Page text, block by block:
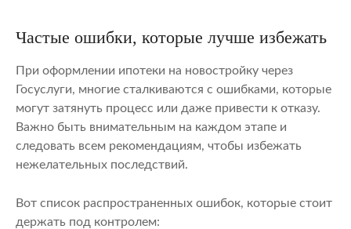
Частые ошибки, которые лучше избежать
При оформлении ипотеки на новостройку через
Госуслуги, многие сталкиваются с ошибками, которые
могут затянуть процесс или даже привести к отказу.
Важно быть внимательным на каждом этапе и
следовать всем рекомендациям, чтобы избежать
нежелательных последствий.
Вот список распространенных ошибок, которые стоит
держать под контролем: